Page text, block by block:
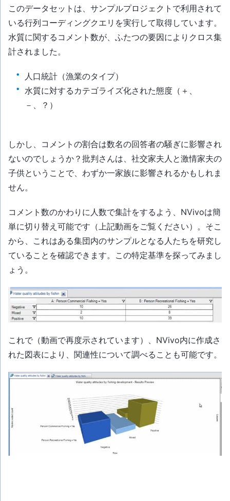
このデータセットは、サンプルプロジェクトで利用されて
いる行列コーディングクエリを実行して取得しています。
水質に関するコメント数が、ふたつの要因によりクロス集
計されました。
人口統計（漁業のタイプ）
水質に対するカテゴライズ化された態度（＋、
－、？）
しかし、コメントの割合は数名の回答者の騒ぎに影響され
ないのでしょうか？批判さんは、社交家夫人と激情家夫の
子供ということで、わずか一家族に影響されるかもしれま
せん。
コメント数のかわりに人数で集計をするよう、NVivoは簡
単に切り替え可能です（上記動画をご覧ください）。そこ
から、これはある集団内のサンプルとなる人たちを研究し
ていることを確認できます。この特定基準を探ってみまし
ょう。
これで（動画で再度示されています）、NVivo内に作成さ
れた図表により、関連性について調べることも可能です。